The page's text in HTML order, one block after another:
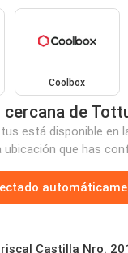
Coolbox
cercana de
está disponible en
ubicación que has
Castilla Nro.